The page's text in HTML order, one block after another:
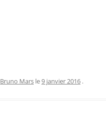
Bruno Mars le9 janvier 2016 .